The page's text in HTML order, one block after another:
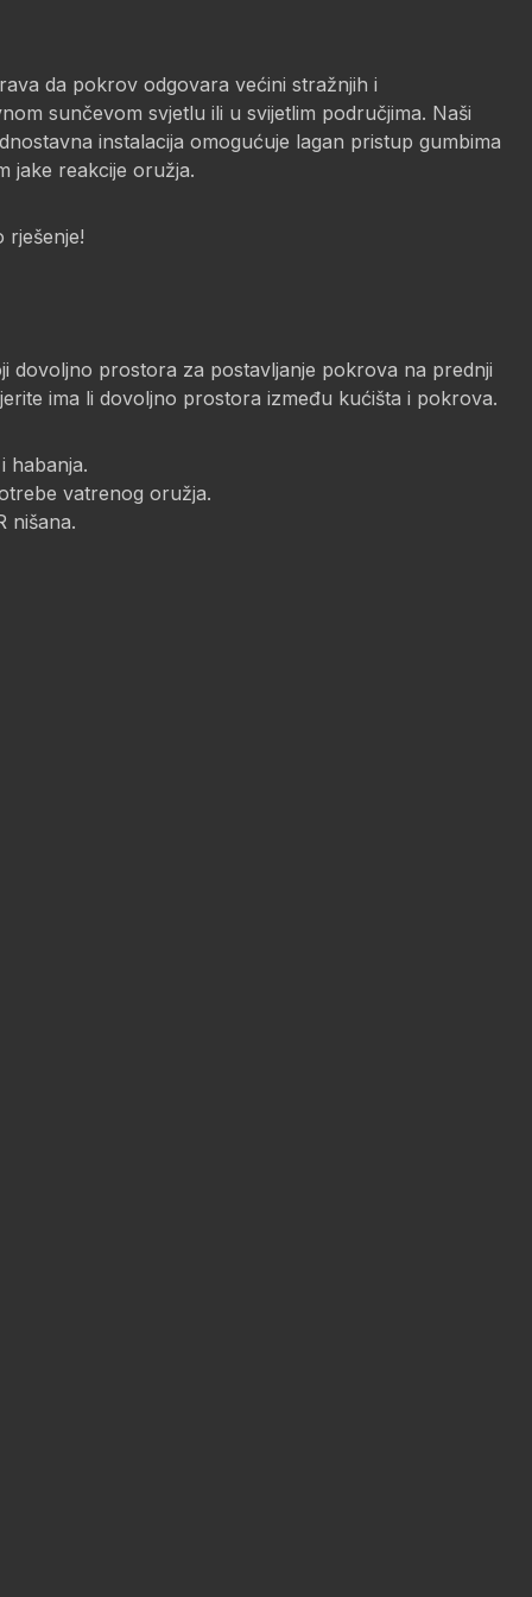
da pokrov odgovara većini stražnjih i
sunčevom svjetlu ili u svijetlim područjima. Naši
instalacija omogućuje lagan pristup gumbima
jake reakcije oružja.
rješenje!
dovoljno prostora za postavljanje pokrova na prednji
ima li dovoljno prostora između kućišta i pokrova.
habanja.
vatrenog oružja.
nišana.